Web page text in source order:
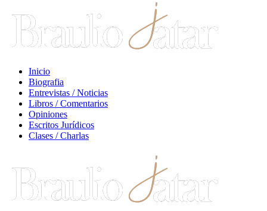
Inicio
Biografia
Entrevistas / Noticias
Libros / Comentarios
Opiniones
Escritos Jurídicos
Clases / Charlas